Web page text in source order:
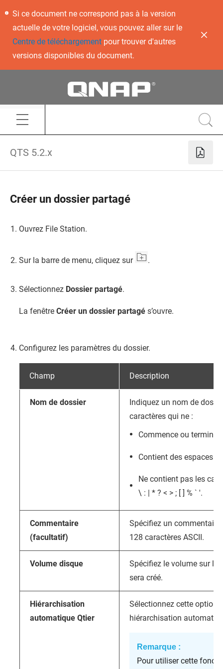
Si ce document ne correspond pas à la version
actuelle de votre logiciel, vous pouvez aller sur le
Centre de téléchargementpour trouver d'autres
versions disponibles du document.
QTS 5.2.x
Créer un dossier partagé
Ouvrez File Station.
Sur la barre de menu, cliquez sur .
Sélectionnez Dossier partagé.
La fenêtre Créer un dossier partagé s’ouvre.
Configurez les paramètres du dossier.
Champ Description
Nom de dossier
Indiquez un nom de
caractères qui ne :
Commence ou termine
Contient des espaces
Ne contient pas les
\ : | * ? < > ; [ ] % ` '.
Commentaire
(facultatif)
Spécifiez un
128 caractères ASCII.
Volume disque
Spécifiez le volume sur
sera créé.
Hiérarchisation
automatique Qtier
Sélectionnez cette option
hiérarchisation
Remarque :
Pour utiliser cette